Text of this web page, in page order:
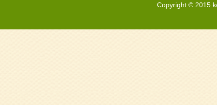
Copyright © 2015